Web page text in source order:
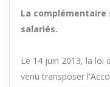
La
salariés.
Le 14 juin 2013, la loi
venu transposer